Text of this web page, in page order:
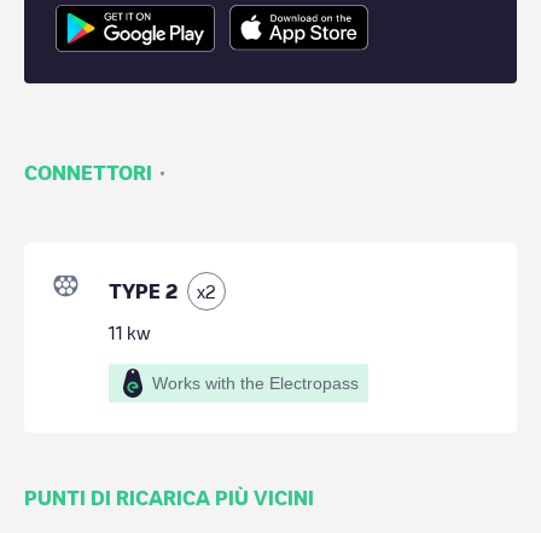
CONNETTORI ·
TYPE 2 x2
11 kw
Works with the Electropass
PUNTI DI RICARICA PIÙ VICINI